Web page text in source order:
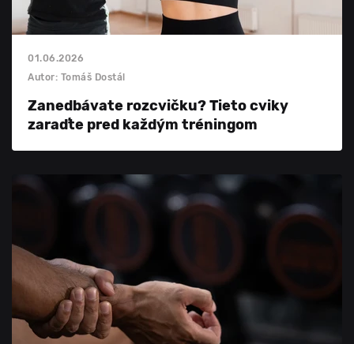
01.06.2026
Autor: Tomáš Dostál
Zanedbávate rozcvičku? Tieto cviky
zaraďte pred každým tréningom